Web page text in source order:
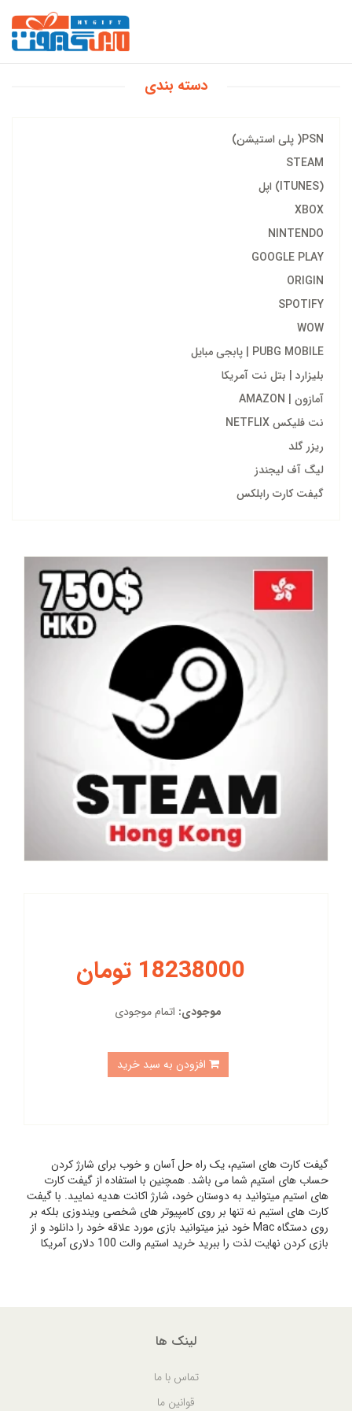
دسته بندی
PSN( پلی استیشن)
STEAM
(ITUNES) اپل
XBOX
NINTENDO
GOOGLE PLAY
ORIGIN
SPOTIFY
WOW
PUBG MOBILE | پابجی مبایل
بلیزارد | بتل نت آمریکا
آمازون | AMAZON
نت فلیکس NETFLIX
ریزر گلد
لیگ آف لیجندز
گیفت کارت رابلکس
18238000 تومان
موجودی: اتمام موجودی
افزودن به سبد خرید
گیفت کارت های استیم، یک راه حل آسان و خوب برای شارژ کردن
حساب های استیم شما می باشد. همچنین با استفاده از گیفت کارت
های استیم میتوانید به دوستان خود، شارژ اکانت هدیه نمایید. با گیفت
کارت های استیم نه تنها بر روی کامپیوتر های شخصی ویندوزی بلکه بر
روی دستگاه Mac خود نیز میتوانید بازی مورد علاقه خود را دانلود و از
بازی کردن نهایت لذت را ببرید خرید استیم والت 100 دلاری آمریکا
لینک ها
تماس با ما
قوانین ما